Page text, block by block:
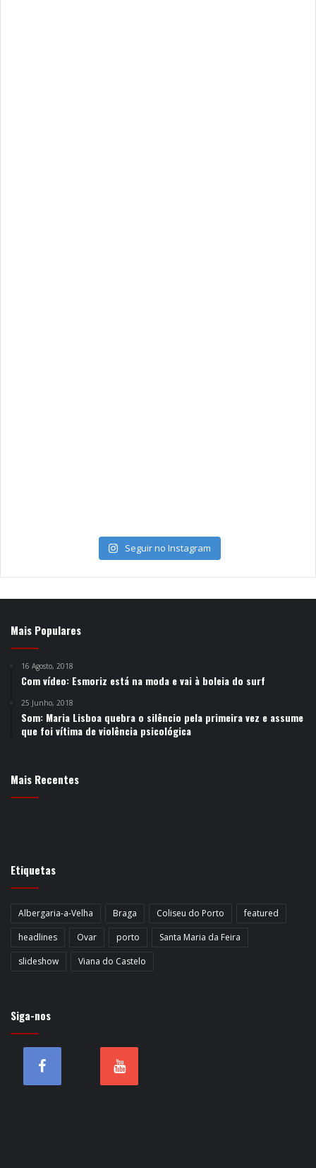
Seguir no Instagram
Mais Populares
16 Agosto, 2018
Com vídeo: Esmoriz está na moda e vai à boleia do surf
25 Junho, 2018
Som: Maria Lisboa quebra o silêncio pela primeira vez e assume
que foi vítima de violência psicológica
Mais Recentes
Etiquetas
Albergaria-a-Velha Braga Coliseu do Porto
featured
headlines
Ovar porto
Santa Maria da Feira
slideshow
Viana do Castelo
Siga-nos